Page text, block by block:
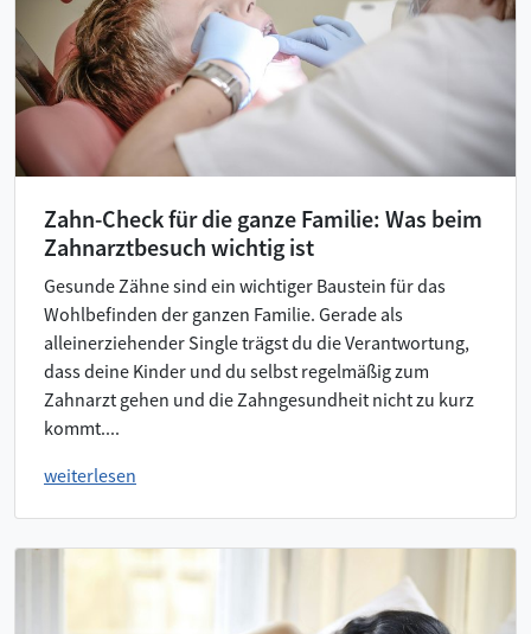
Zahn-Check für die ganze Familie: Was beim
Zahnarztbesuch wichtig ist
Gesunde Zähne sind ein wichtiger Baustein für das
Wohlbefinden der ganzen Familie. Gerade als
alleinerziehender Single trägst du die Verantwortung,
dass deine Kinder und du selbst regelmäßig zum
Zahnarzt gehen und die Zahngesundheit nicht zu kurz
kommt....
weiterlesen